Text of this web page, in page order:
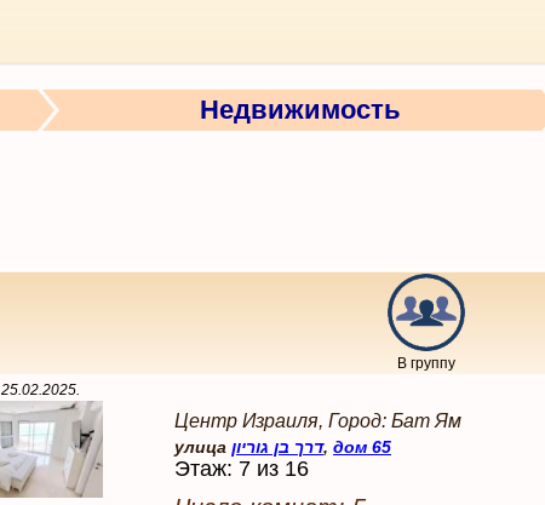
Недвижимость
В группу
25.02.2025.
Центр Израиля, Город: Бат Ям
улица דרך בן גוריון, дом 65
Этаж: 7 из 16